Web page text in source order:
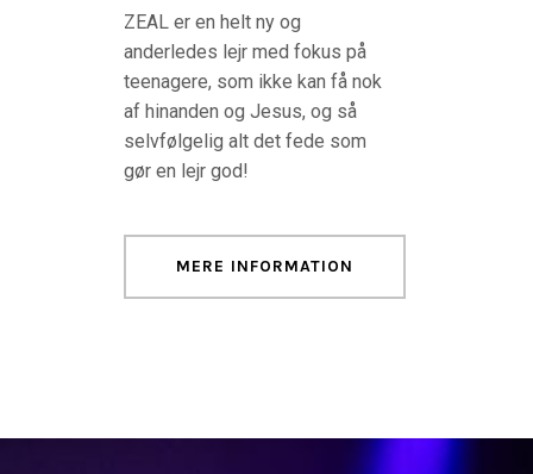
ZEAL er en helt ny og
anderledes lejr med fokus på
teenagere, som ikke kan få nok
af hinanden og Jesus, og så
selvfølgelig alt det fede som
gør en lejr god!
MERE INFORMATION